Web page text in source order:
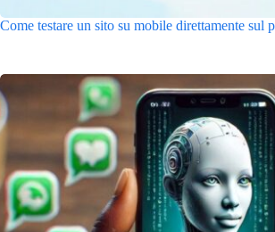
Come testare un sito su mobile direttamente sul